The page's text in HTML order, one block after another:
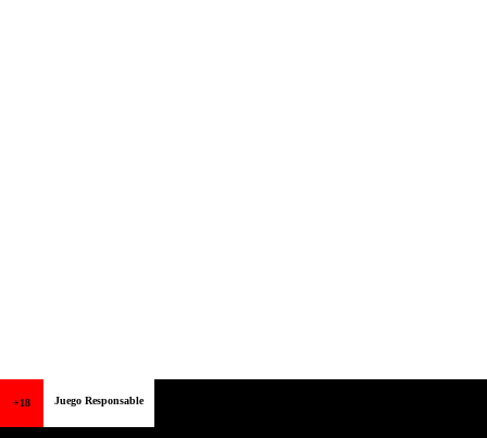
+18 Juego Responsable